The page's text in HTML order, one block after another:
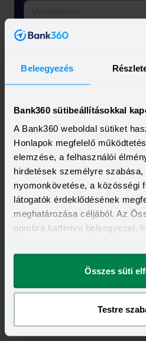
Beleegyezés
Bank360 sütibeállításokkal
A Bank360 weboldal sütiket
Honlapok megfelelő
elemzése, a felhasználói
hirdetések személyre szabása,
nyomonkövetése, a közösségi
látogatók érdeklődésének
meghatározása céljából. Az
gombra kattintva beleegyezel,
megváltoztathatod.
Összes süti
Testre